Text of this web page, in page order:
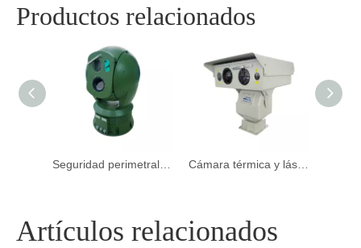
Productos relacionados
Artículos relacionados